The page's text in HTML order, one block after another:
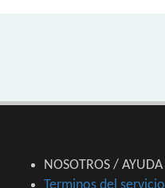
NOSOTROS / AYUDA